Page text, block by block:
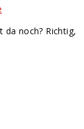
da noch? Richtig,